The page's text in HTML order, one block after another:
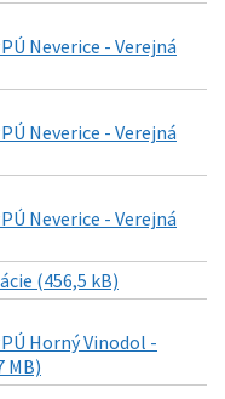
Neverice - Verejná
Neverice - Verejná
Neverice - Verejná
(456,5 kB)
Horný Vinodol -
MB)